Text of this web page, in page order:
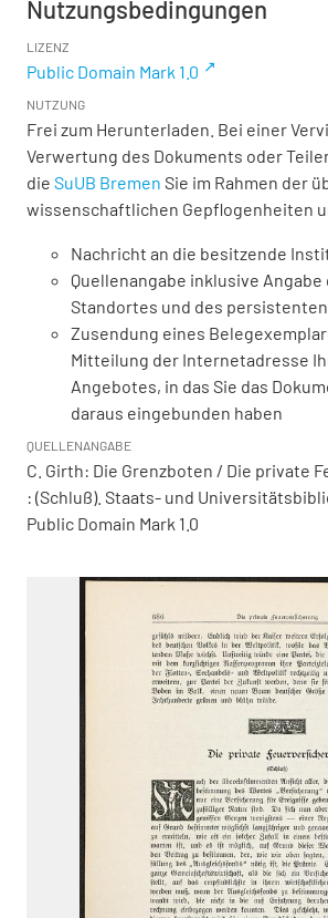
Nutzungsbedingungen
LIZENZ
Public Domain Mark 1.0
NUTZUNG
Frei zum Herunterladen. Bei einer
Verwertung des Dokuments oder
die SuUB Bremen Sie im Rahmen der
wissenschaftlichen Gepflogenheiten
Nachricht an die besitzende
Quellenangabe inklusive
Standortes und des
Zusendung eines
Mitteilung der Internetadresse
Angebotes, in das Sie das
daraus eingebunden haben
QUELLENANGABE
C. Girth: Die Grenzboten / Die private
: (Schluß). Staats- und
Public Domain Mark 1.0